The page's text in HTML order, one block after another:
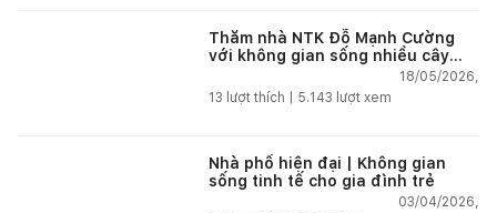
Thăm nhà NTK Đỗ Mạnh Cường
với không gian sống nhiều cây
xanh giúp tái tạo năng lượng giữa
phố thị
18/05/2026,
13 lượt thích | 5.143 lượt xem
Nhà phố hiện đại | Không gian
sống tinh tế cho gia đình trẻ
03/04/2026,